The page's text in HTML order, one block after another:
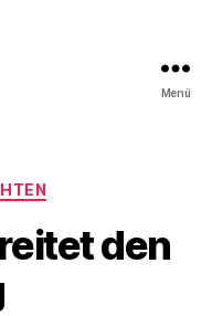
Menü
den